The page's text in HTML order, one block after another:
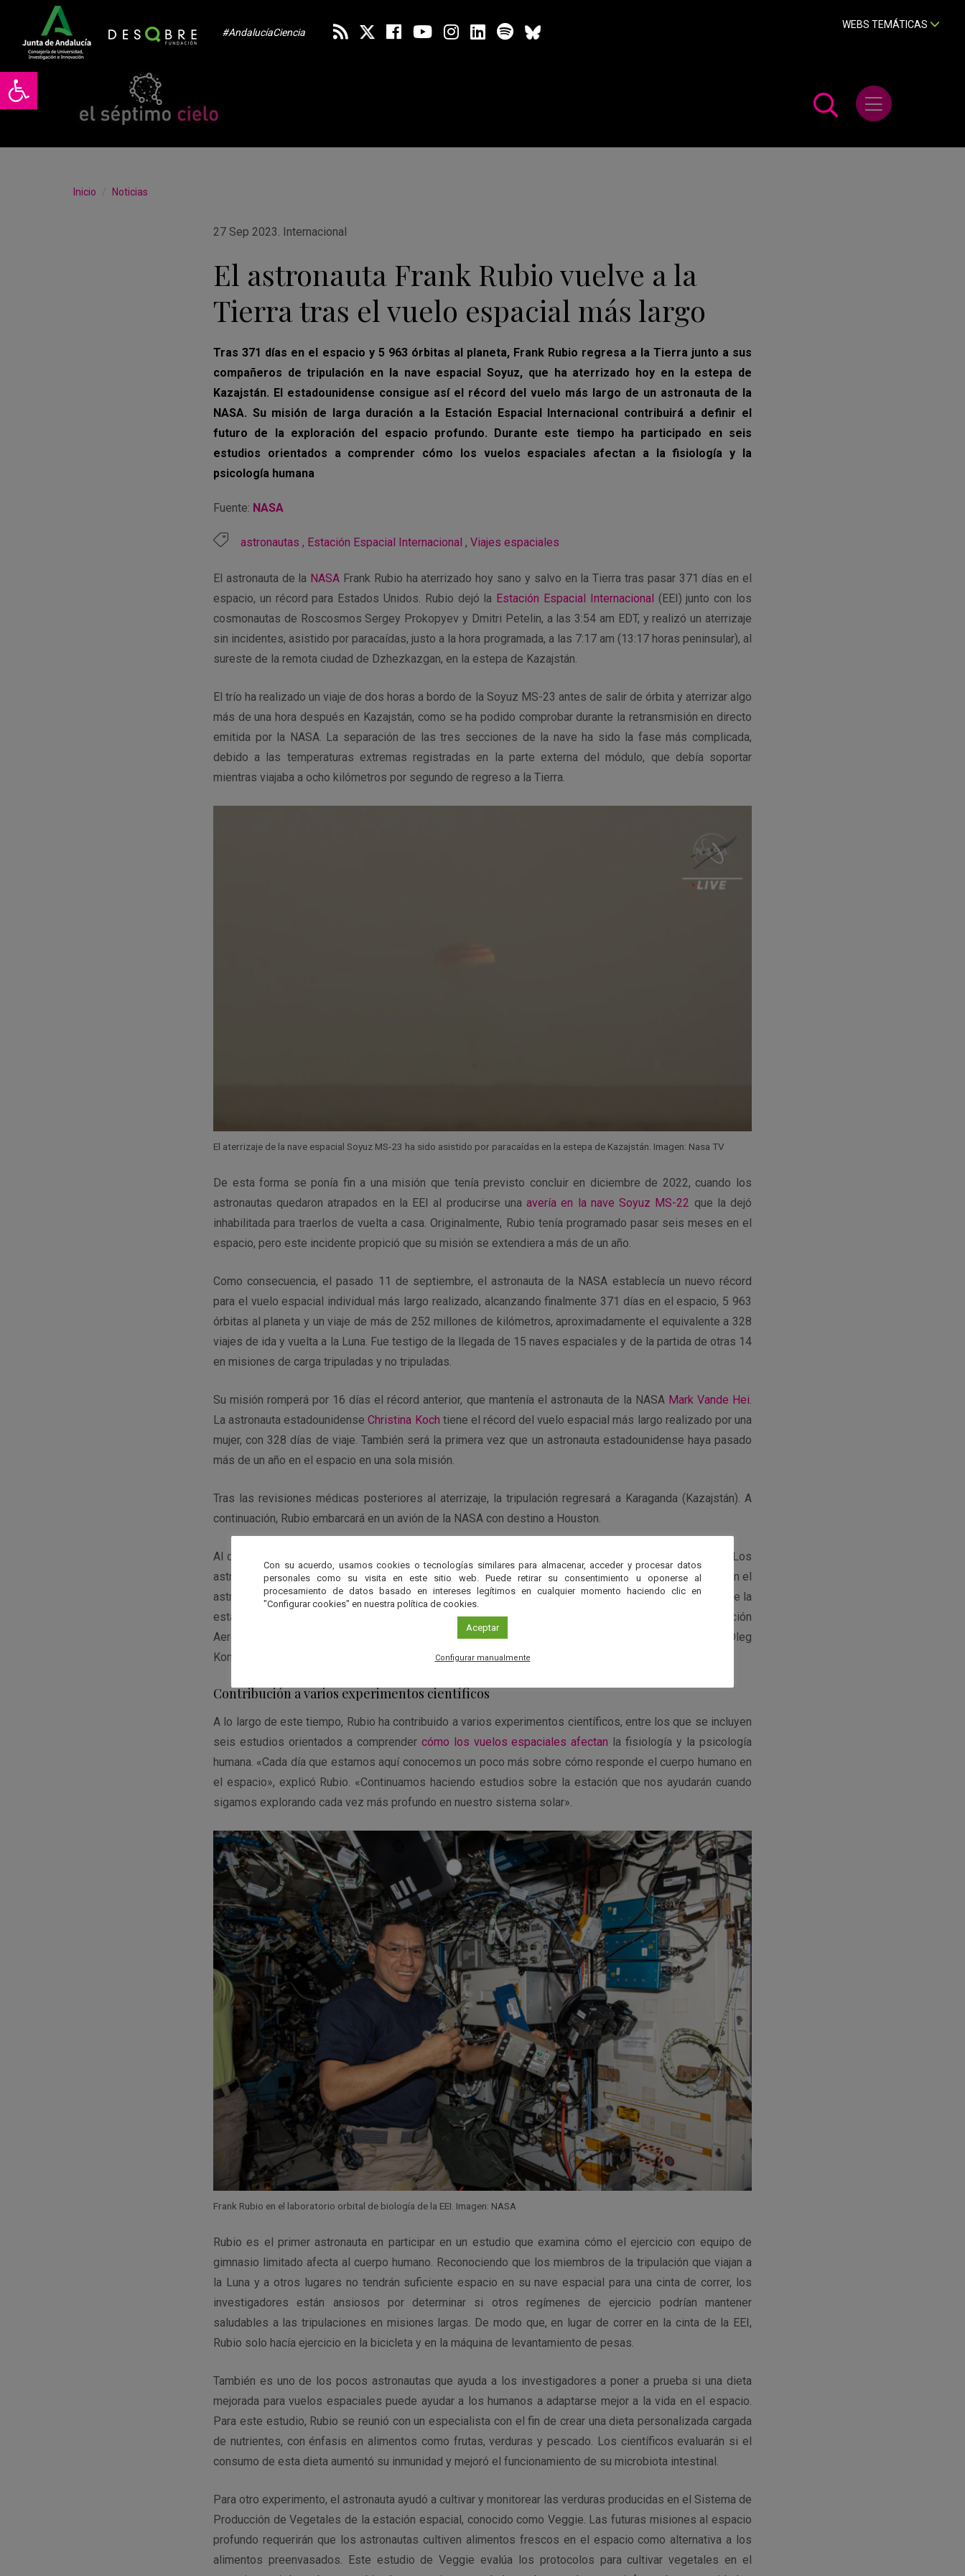
Abrir barra de herramientas
#AndalucíaCiencia
WEBS TEMÁTICAS
Abrir menú
Inicio Noticias
27 Sep 2023. Internacional
El astronauta Frank Rubio vuelve a la
Tierra tras el vuelo espacial más largo
Tras 371 días en el espacio y 5 963 órbitas al planeta, Frank Rubio regresa a la Tierra junto a sus
compañeros de tripulación en la nave espacial Soyuz, que ha aterrizado hoy en la estepa de
Kazajstán. El estadounidense consigue así el récord del vuelo más largo de un astronauta de la
NASA. Su misión de larga duración a la Estación Espacial Internacional contribuirá a definir el
futuro de la exploración del espacio profundo. Durante este tiempo ha participado en seis
estudios orientados a comprender cómo los vuelos espaciales afectan a la fisiología y la
psicología humana
Fuente: NASA
astronautas , Estación Espacial Internacional , Viajes espaciales
El astronauta de la NASA Frank Rubio ha aterrizado hoy sano y salvo en la Tierra tras pasar 371 días en el
espacio, un récord para Estados Unidos. Rubio dejó la Estación Espacial Internacional (EEI) junto con los
cosmonautas de Roscosmos Sergey Prokopyev y Dmitri Petelin, a las 3:54 am EDT, y realizó un aterrizaje
sin incidentes, asistido por paracaídas, justo a la hora programada, a las 7:17 am (13:17 horas peninsular), al
sureste de la remota ciudad de Dzhezkazgan, en la estepa de Kazajstán.
El trío ha realizado un viaje de dos horas a bordo de la Soyuz MS-23 antes de salir de órbita y aterrizar algo
más de una hora después en Kazajstán, como se ha podido comprobar durante la retransmisión en directo
emitida por la NASA. La separación de las tres secciones de la nave ha sido la fase más complicada,
debido a las temperaturas extremas registradas en la parte externa del módulo, que debía soportar
mientras viajaba a ocho kilómetros por segundo de regreso a la Tierra.
El aterrizaje de la nave espacial Soyuz MS-23 ha sido asistido por paracaídas en la estepa de Kazajstán. Imagen: Nasa TV
De esta forma se ponía fin a una misión que tenía previsto concluir en diciembre de 2022, cuando los
astronautas quedaron atrapados en la EEI al producirse unaavería en la nave Soyuz MS-22 que la dejó
inhabilitada para traerlos de vuelta a casa. Originalmente, Rubio tenía programado pasar seis meses en el
espacio, pero este incidente propició que su misión se extendiera a más de un año.
Como consecuencia, el pasado 11 de septiembre, el astronauta de la NASA establecía un nuevo récord
para el vuelo espacial individual más largo realizado, alcanzando finalmente 371 días en el espacio, 5 963
órbitas al planeta y un viaje de más de 252 millones de kilómetros, aproximadamente el equivalente a 328
viajes de ida y vuelta a la Luna. Fue testigo de la llegada de 15 naves espaciales y de la partida de otras 14
en misiones de carga tripuladas y no tripuladas.
Su misión romperá por 16 días el récord anterior, que mantenía el astronauta de la NASA Mark Vande Hei.
La astronauta estadounidenseChristina Koch tiene el récord del vuelo espacial más largo realizado por una
mujer, con 328 días de viaje. También será la primera vez que un astronauta estadounidense haya pasado
más de un año en el espacio en una sola misión.
Tras las revisiones médicas posteriores al aterrizaje, la tripulación regresará a Karaganda (Kazajstán). A
continuación, Rubio embarcará en un avión de la NASA con destino a Houston.
Al desacoplarse la nave Soyuz MS-23, comenzó oficialmente la Expedición 70
. Los
astronautas de la NASA Loral O’Hara y Jasmin Moghbeli permanecen a bordo del puesto orbital junto con el
astronauta de la Agencia Espacial Europea (ESA) Andreas Mogensen, que se convirtió en comandante de la
estación el 26 de septiembre, el astronauta de la JAXA (siglas en inglés de la Agencia de Exploración
Aeroespacial de Japón) Satoshi Furukawa, y los cosmonautas de Roscosmos Konstantin Borisov, Oleg
Kononenko y Nikolai Chub.
Contribución a varios experimentos científicos
A lo largo de este tiempo, Rubio ha contribuido a varios experimentos científicos, entre los que se incluyen
seis estudios orientados a comprender cómo los vuelos espaciales afectan la fisiología y la psicología
humana. «Cada día que estamos aquí conocemos un poco más sobre cómo responde el cuerpo humano en
el espacio», explicó Rubio. «Continuamos haciendo estudios sobre la estación que nos ayudarán cuando
sigamos explorando cada vez más profundo en nuestro sistema solar».
Frank Rubio en el laboratorio orbital de biología de la EEI. Imagen: NASA
Rubio es el primer astronauta en participar en un estudio que examina cómo el ejercicio con equipo de
gimnasio limitado afecta al cuerpo humano. Reconociendo que los miembros de la tripulación que viajan a
la Luna y a otros lugares no tendrán suficiente espacio en su nave espacial para una cinta de correr, los
investigadores están ansiosos por determinar si otros regímenes de ejercicio podrían mantener
saludables a las tripulaciones en misiones largas. De modo que, en lugar de correr en la cinta de la EEI,
Rubio solo hacía ejercicio en la bicicleta y en la máquina de levantamiento de pesas.
También es uno de los pocos astronautas que ayuda a los investigadores a poner a prueba si una dieta
mejorada para vuelos espaciales puede ayudar a los humanos a adaptarse mejor a la vida en el espacio.
Para este estudio, Rubio se reunió con un especialista con el fin de crear una dieta personalizada cargada
de nutrientes, con énfasis en alimentos como frutas, verduras y pescado. Los científicos evaluarán si el
consumo de esta dieta aumentó su inmunidad y mejoró el funcionamiento de su microbiota intestinal.
Para otro experimento, el astronauta ayudó a cultivar y monitorear las verduras producidas en el Sistema de
Producción de Vegetales de la estación espacial, conocido como Veggie. Las futuras misiones al espacio
profundo requerirán que los astronautas cultiven alimentos frescos en el espacio como alternativa a los
alimentos preenvasados. Este estudio de Veggie evalúa los protocolos para cultivar vegetales en el
Con su acuerdo, usamos cookies o tecnologías similares para almacenar, acceder y procesar datos
personales como su visita en este sitio web. Puede retirar su consentimiento u oponerse al
procesamiento de datos basado en intereses legítimos en cualquier momento haciendo clic en
"Configurar cookies" en nuestra política de cookies.
Aceptar
Configurar manualmente